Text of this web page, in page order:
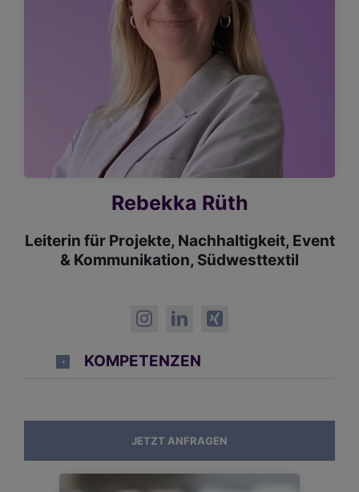
Rebekka Rüth
Leiterin für Projekte, Nachhaltigkeit, Event
& Kommunikation, Südwesttextil
KOMPETENZEN
JETZT ANFRAGEN